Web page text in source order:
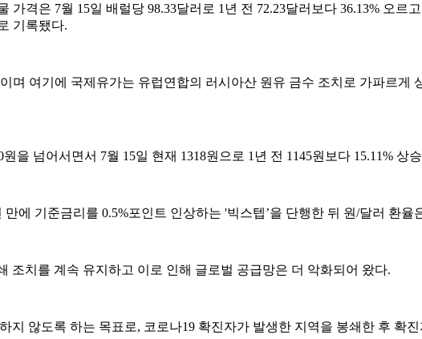
격은 7월 15일 배럴당 98.33달러로 1년 전 72.23달러보다 36.13% 오르
기록됐다.
여기에 국제유가는 유럽연합의 러시아산 원유 금수 조치로 가파르게
을 넘어서면서 7월 15일 현재 1318원으로 1년 전 1145원보다 15.11% 상
에 기준금리를 0.5%포인트 인상하는 '빅스텝’을 단행한 뒤 원/달러 환율
조치를 계속 유지하고 이로 인해 글로벌 공급망은 더 악화되어 왔다.
않도록 하는 목표로, 코로나19 확진자가 발생한 지역을 봉쇄한 후 확